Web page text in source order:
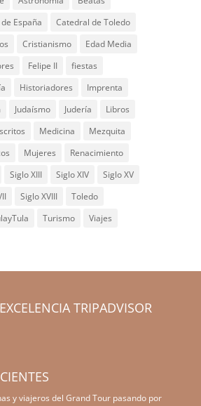
España
Catedral de Toledo
Cristianismo
Edad Media
Felipe II
fiestas
Historiadores
Imprenta
Judaísmo Judería
Libros
Medicina
Mezquita
Mujeres
Renacimiento
Siglo XIII Siglo XIV
Siglo XV
Siglo XVIII
Toledo
Turismo Viajes
TRIPADVISOR
y viajeros del Grand Tour pasando por